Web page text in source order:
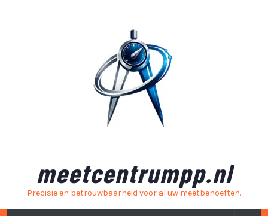
meetcentrumpp.nl
Precisie en betrouwbaarheid voor al uw meetbehoeften.